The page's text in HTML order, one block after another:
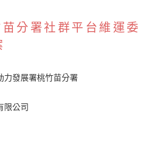
分署社群平台維運委
力發展署桃竹苗分署
限公司